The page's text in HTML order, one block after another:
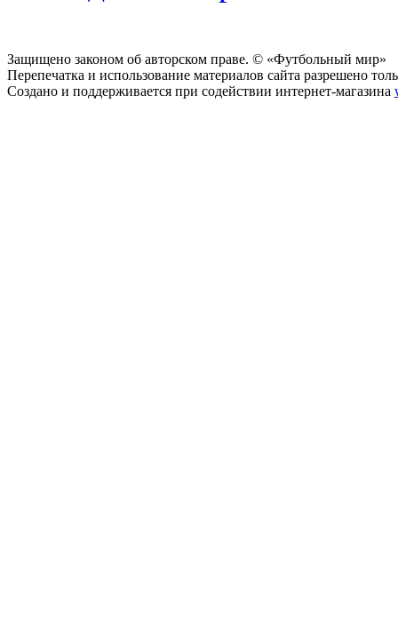
Защищено законом об авторском праве. © «Футбольный мир»
Перепечатка и использование материалов сайта разрешено
Создано и поддерживается при содействии интернет-магазина